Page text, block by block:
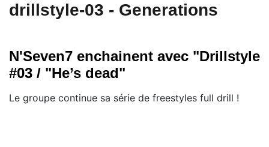
drillstyle-03 - Generations
N'Seven7 enchainent avec "Drillstyle
#03 / "He’s dead"
Le groupe continue sa série de freestyles full drill !